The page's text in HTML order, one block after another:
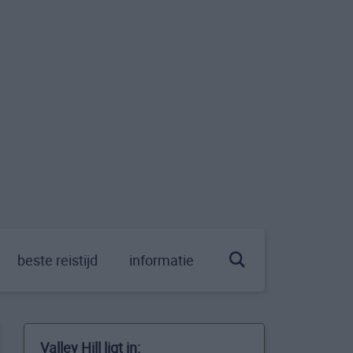
beste reistijd informatie
Valley Hill ligt in: